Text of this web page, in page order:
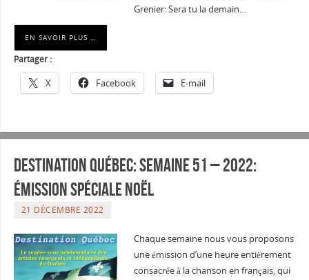
Grenier: Sera tu la demain…
EN SAVOIR PLUS …
Partager :
X Facebook E-mail
Destination Québec: Semaine 51 – 2022:
émission spéciale Noël
21 DÉCEMBRE 2022
Chaque semaine nous vous proposons
une émission d’une heure entièrement
consacrée à la chanson en français, qui